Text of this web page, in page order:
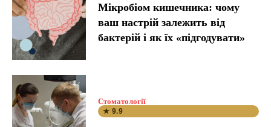
Мікробіом кишечника: чому
ваш настрій залежить від
бактерій і як їх «підгодувати»
Стоматології
★ 9.9